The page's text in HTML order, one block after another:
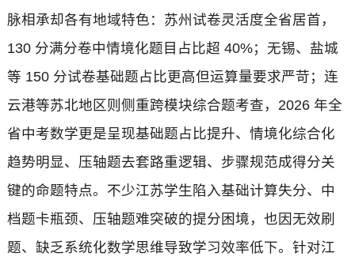
脉相承却各有地域特色：苏州试卷灵活度全省居首，
130 分满分卷中情境化题目占比超 40%；无锡、盐城
等 150 分试卷基础题占比更高但运算量要求严苛；连
云港等苏北地区则侧重跨模块综合题考查，2026 年全
省中考数学更是呈现基础题占比提升、情境化综合化
趋势明显、压轴题去套路重逻辑、步骤规范成得分关
键的命题特点。不少江苏学生陷入基础计算失分、中
档题卡瓶颈、压轴题难突破的提分困境，也因无效刷
题、缺乏系统化数学思维导致学习效率低下。针对江